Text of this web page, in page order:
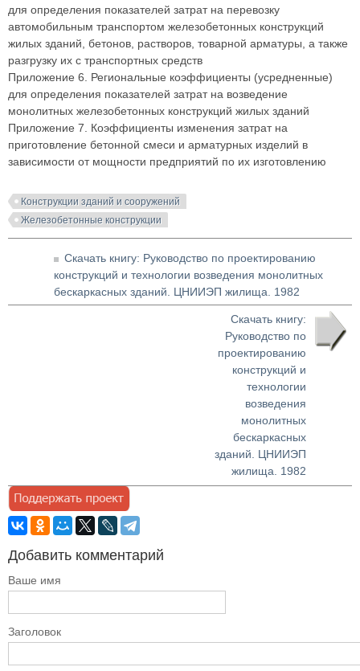
для определения показателей затрат на перевозку
автомобильным транспортом железобетонных конструкций
жилых зданий, бетонов, растворов, товарной арматуры, а также
разгрузку их с транспортных средств
Приложение 6. Региональные коэффициенты (усредненные)
для определения показателей затрат на возведение
монолитных железобетонных конструкций жилых зданий
Приложение 7. Коэффициенты изменения затрат на
приготовление бетонной смеси и арматурных изделий в
зависимости от мощности предприятий по их изготовлению
Конструкции зданий и сооружений
Железобетонные конструкции
Скачать книгу: Руководство по проектированию
конструкций и технологии возведения монолитных
бескаркасных зданий. ЦНИИЭП жилища. 1982
Скачать книгу:
Руководство по
проектированию
конструкций и
технологии
возведения
монолитных
бескаркасных
зданий. ЦНИИЭП
жилища. 1982
Добавить комментарий
Ваше имя
Заголовок